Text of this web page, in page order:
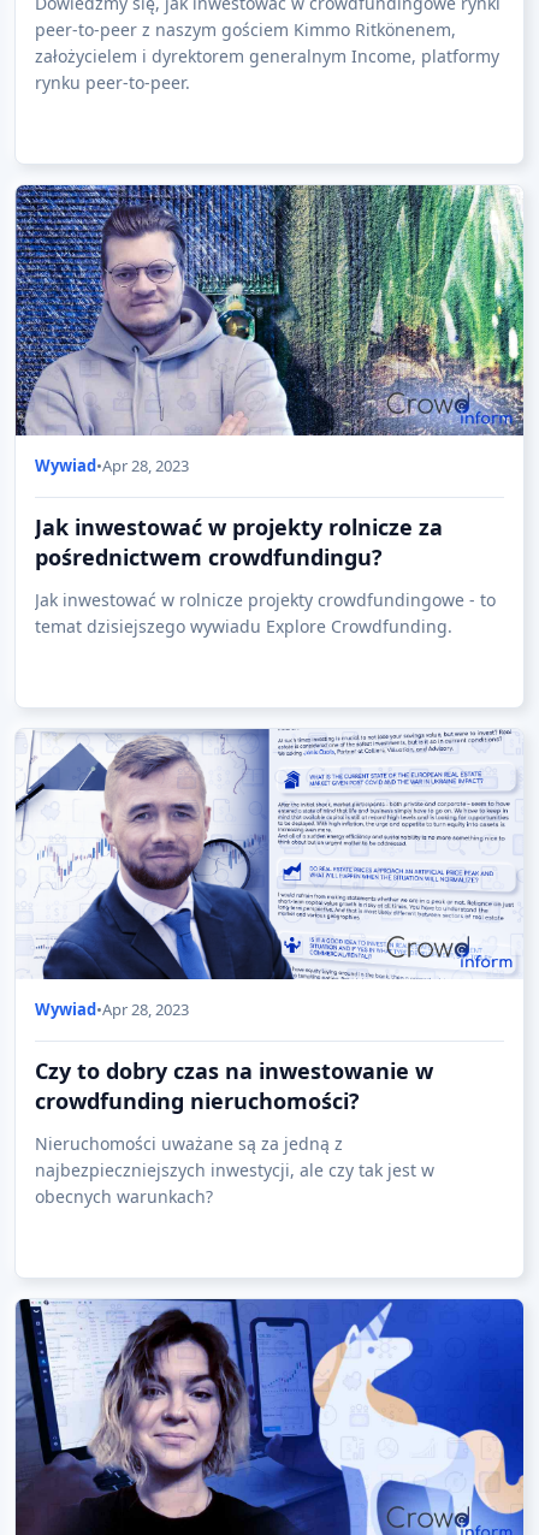
peer-to-peer z naszym gościem Kimmo Ritkönenem,
założycielem i dyrektorem generalnym Income, platformy
rynku peer-to-peer.
Wywiad•Apr 28, 2023
Jak inwestować w projekty rolnicze za
pośrednictwem crowdfundingu?
Jak inwestować w rolnicze projekty crowdfundingowe - to
temat dzisiejszego wywiadu Explore Crowdfunding.
Wywiad•Apr 28, 2023
Czy to dobry czas na inwestowanie w
crowdfunding nieruchomości?
Nieruchomości uważane są za jedną z
najbezpieczniejszych inwestycji, ale czy tak jest w
obecnych warunkach?